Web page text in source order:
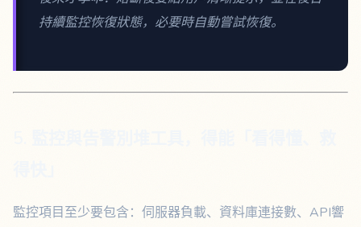
持續監控恢復狀態，必要時自動嘗試恢復。
監控項目至少要包含：伺服器負載、資料庫連接數、API響